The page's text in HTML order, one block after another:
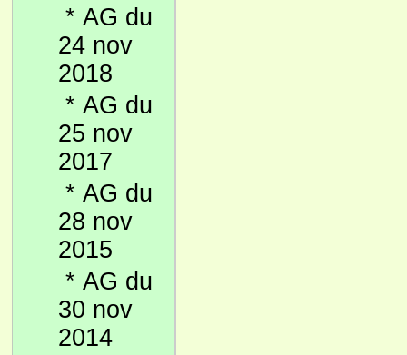
* AG du
24 nov
2018
* AG du
25 nov
2017
* AG du
28 nov
2015
* AG du
30 nov
2014